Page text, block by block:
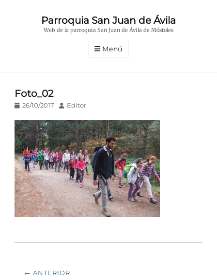
Parroquia San Juan de Ávila
Web de la parroquia San Juan de Ávila de Móstoles
Menú
Foto_02
Publicado
26/10/2017 AutorEditor
Navegación
← ANTERIOR